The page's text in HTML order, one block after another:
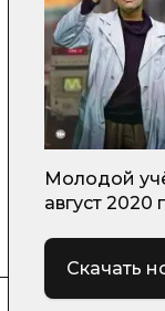
Молодой
август 2020
Скачать